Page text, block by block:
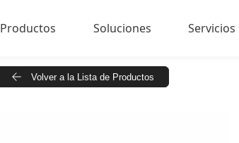
Productos
Reproductor de audio para minoristas
Soluciones
Dynamic Ads on the Go
Servicios
Volver a la Lista de Productos